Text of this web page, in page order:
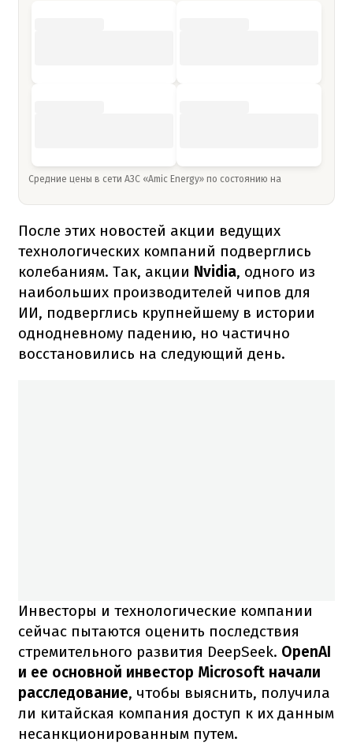
Средние цены в сети АЗС «Amic Energy» по состоянию на
После этих новостей акции ведущих
технологических компаний подверглись
колебаниям. Так, акции Nvidia, одного из
наибольших производителей чипов для
ИИ, подверглись крупнейшему в истории
однодневному падению, но частично
восстановились на следующий день.
Инвесторы и технологические компании
сейчас пытаются оценить последствия
стремительного развития DeepSeek. OpenAI
и ее основной инвестор Microsoft начали
расследование, чтобы выяснить, получила
ли китайская компания доступ к их данным
несанкционированным путем.